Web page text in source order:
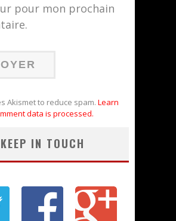
pour mon prochain
Akismet to reduce spam. Learn
data is processed.
KEEP IN TOUCH